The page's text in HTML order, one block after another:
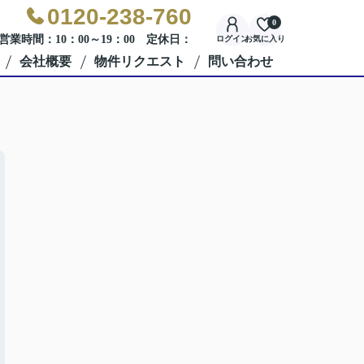
0120-238-760
業時間：10：00～19：00 定休日： ログインお気に入り
0
会社概要 物件リクエスト 問い合わせ